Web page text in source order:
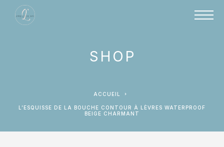
SHOP
ACCUEIL
L’ESQUISSE DE LA BOUCHE CONTOUR À LÈVRES WATERPROOF
BEIGE CHARMANT